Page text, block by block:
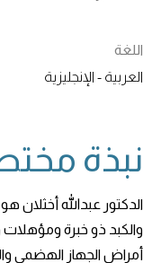
اللغة
العربية - الإنجليزية
نبذة
الدكتور عبدالله
والكبد ذو خبرة
أمراض الجهاز الهضمي